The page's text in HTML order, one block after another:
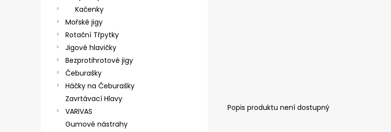
Kačenky
Mořské jigy
Rotační Třpytky
Jigové hlavičky
Bezprotihrotové jigy
Čeburašky
Háčky na Čeburašky
Zavrtávací Hlavy
VARIVAS
Gumové nástrahy
Popis produktu není dostupný
ČIHÁTKO POD PRUT - 30 MM